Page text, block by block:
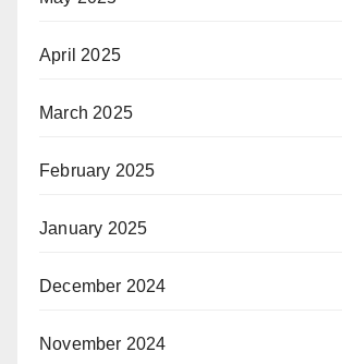
April 2025
March 2025
February 2025
January 2025
December 2024
November 2024